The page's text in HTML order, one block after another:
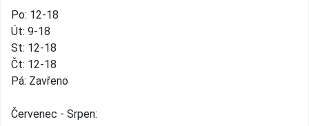
Po: 12-18
Út: 9-18
St: 12-18
Čt: 12-18
Pá: Zavřeno
Červenec - Srpen: